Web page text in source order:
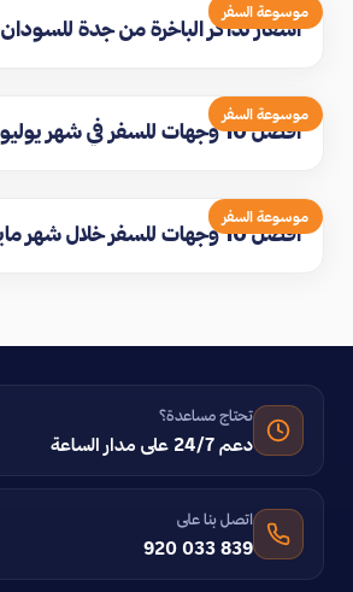
موسوعة السفر
اسعار تذاكر الباخرة من جدة للسودان
موسوعة السفر
افضل 10 وجهات للسفر في شهر يوليو
موسوعة السفر
افضل 10 وجهات للسفر خلال شهر مايو
تحتاج مساعدة؟
دعم 24/7 على مدار الساعة
اتصل بنا على
920 033 839